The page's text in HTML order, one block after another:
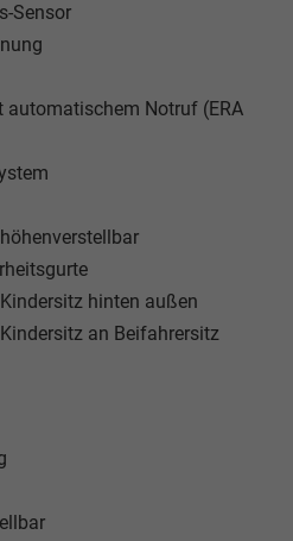
Sensor
automatischem Notruf (ERA
hinten außen
an Beifahrersitz